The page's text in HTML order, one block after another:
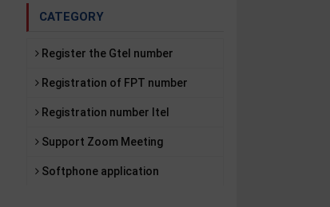
CATEGORY
Register the Gtel number
Registration of FPT number
Registration number Itel
Support Zoom Meeting
Softphone application